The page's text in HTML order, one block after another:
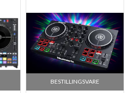
BESTILLINGSVARE